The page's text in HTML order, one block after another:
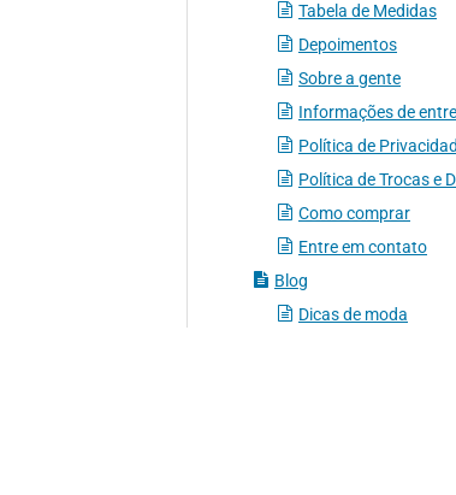
Tabela de Medidas
Depoimentos
Sobre a gente
Informações de
Política de
Política de Trocas e
Como comprar
Entre em contato
Blog
Dicas de moda